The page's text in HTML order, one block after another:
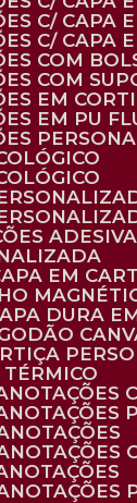
C/
C/ CAPA
COM
COM
EM
EM PU
EM
DURA
TÉRMICO